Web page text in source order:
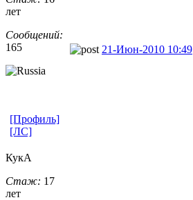
лет
Сообщений:
165
21-Июн-2010 10:49
[Профиль]
[ЛС]
КукА
Стаж: 17
лет